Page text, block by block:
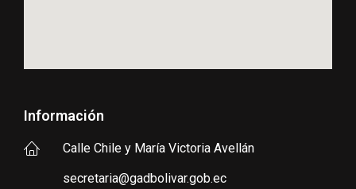
Información
Calle Chile y María Victoria Avellán
secretaria@gadbolivar.gob.ec